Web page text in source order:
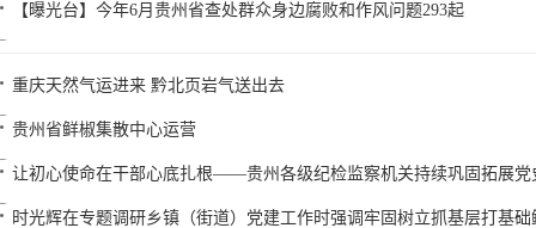
【曝光台】今年6月贵州省查处群众身边腐败和作风问题293起
重庆天然气运进来 黔北页岩气送出去
贵州省鲜椒集散中心运营
让初心使命在干部心底扎根——贵州各级纪检监察机关持续巩固拓展党
时光辉在专题调研乡镇（街道）党建工作时强调牢固树立抓基层打基础